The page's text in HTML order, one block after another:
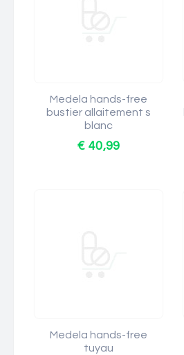
Medela hands-free
bustier allaitement s
blanc
€ 40,99
Medela hands-free
tuyau